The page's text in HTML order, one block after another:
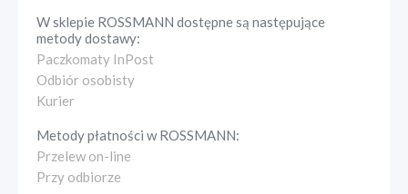
W sklepie ROSSMANN dostępne są następujące
metody dostawy:
Paczkomaty InPost
Odbiór osobisty
Kurier
Metody płatności wROSSMANN:
Przelew on-line
Przy odbiorze